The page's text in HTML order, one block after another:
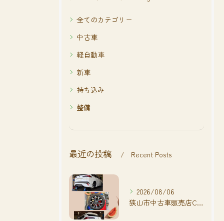
全てのカテゴリー
中古車
軽自動車
新車
持ち込み
整備
最近の投稿 Recent Posts
2026/08/06
狭山市中古車販売店CarShop FACT.🚗